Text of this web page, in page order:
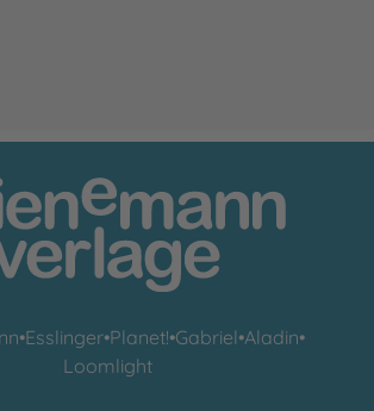
•Esslinger•Planet!•Gabriel•Aladin•
Loomlight